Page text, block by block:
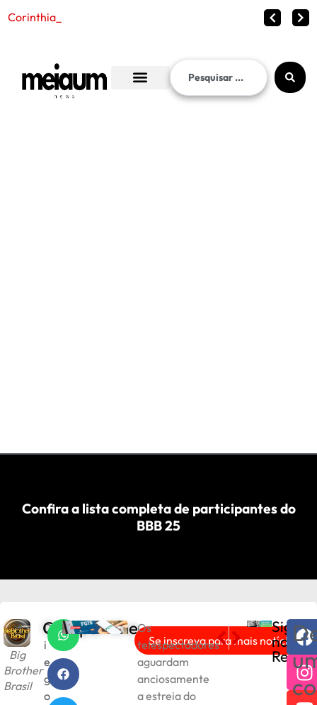
Corinthians vence o Internacional
Confira a lista completa de participantes do
BBB 25
Big
Brother
Brasil
D
i
e
g
o
Compartilhe
Se inscreva para mais notícias!
Os
telespectadores
aguardam
anciosamente
a estreia do
ANTERIOR
Receita Federal com
PRÓXIMO
AGU Notifica Meta e
Sigam
nas
Redes